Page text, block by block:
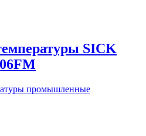
SICK
промышленные